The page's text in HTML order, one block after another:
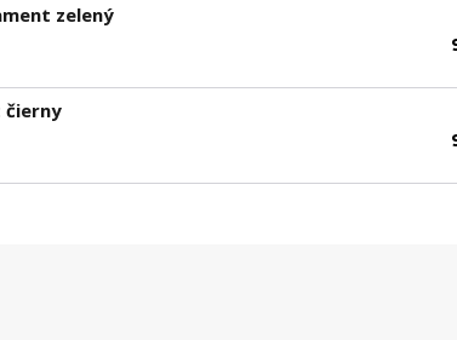
zelený
čierny